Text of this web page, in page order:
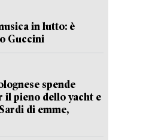
in lutto: è
Guccini
spende
il pieno dello yacht e
di emme,